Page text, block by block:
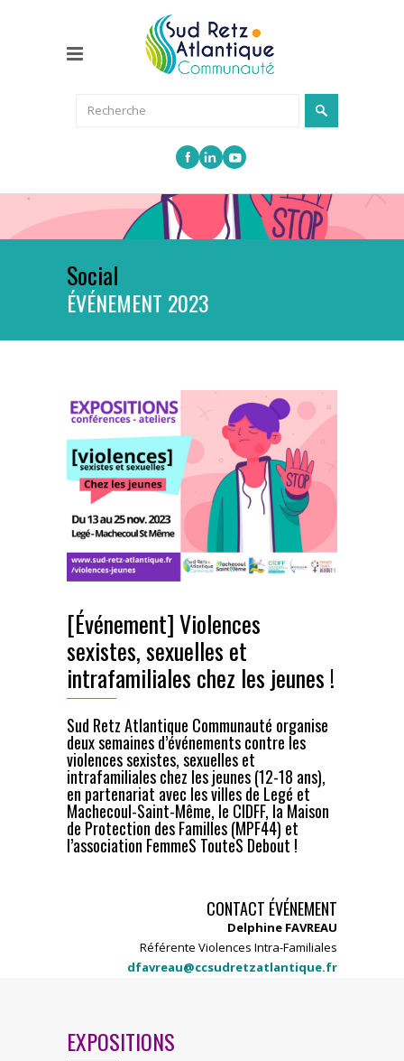
Social
ÉVÉNEMENT 2023
[Événement] Violences
sexistes, sexuelles et
intrafamiliales chez les jeunes !
Sud Retz Atlantique Communauté organise
deux semaines d’événements contre les
violences sexistes, sexuelles et
intrafamiliales chez les jeunes (12-18 ans),
en partenariat avec les villes de Legé et
Machecoul-Saint-Même, le CIDFF, la Maison
de Protection des Familles (MPF44) et
l’association FemmeS TouteS Debout !
CONTACT ÉVÉNEMENT
Delphine FAVREAU
Référente Violences Intra-Familiales
dfavreau@ccsudretzatlantique.fr
EXPOSITIONS